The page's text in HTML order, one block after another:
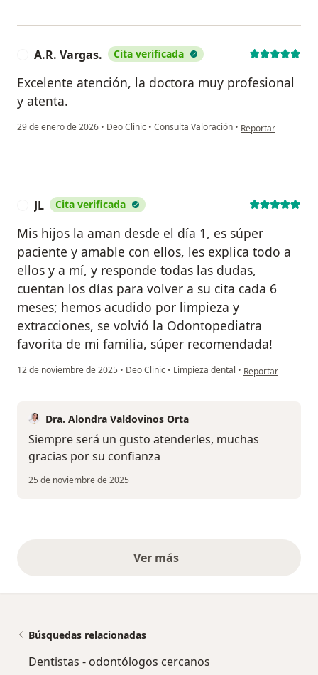
A.R. Vargas. Cita verificada
Excelente atención, la doctora muy profesional
y atenta.
29 de enero de 2026 • Deo Clinic • Consulta Valoración • en opinión del
Reportar
JL Cita verificada
Mis hijos la aman desde el día 1, es súper
paciente y amable con ellos, les explica todo a
ellos y a mí, y responde todas las dudas,
cuentan los días para volver a su cita cada 6
meses; hemos acudido por limpieza y
extracciones, se volvió la Odontopediatra
favorita de mi familia, súper recomendada!
12 de noviembre de 2025 • Deo Clinic • Limpieza dental • en opinión del
Reportar
Dra. Alondra Valdovinos Orta
Siempre será un gusto atenderles, muchas
gracias por su confianza
25 de noviembre de 2025
Ver másopiniones anteriores
Búsquedas relacionadas
Dentistas - odontólogos cercanos